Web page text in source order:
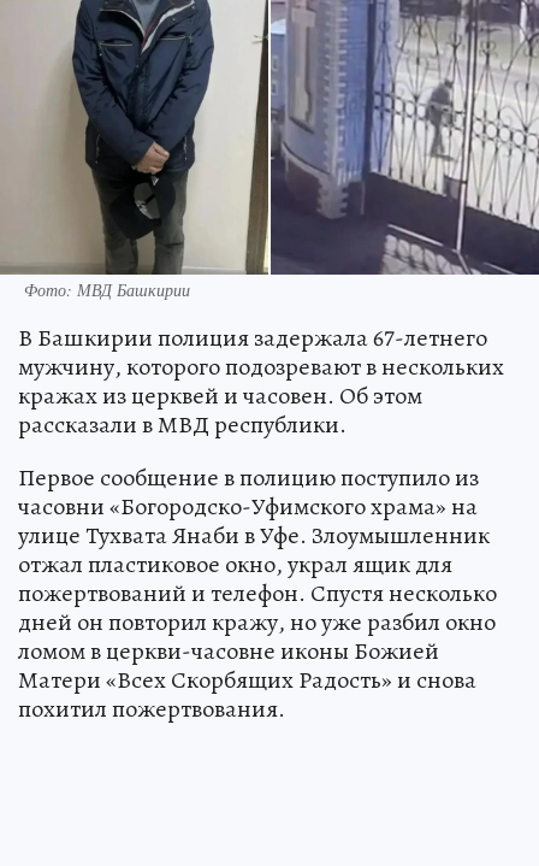
Фото: МВД Башкирии
В Башкирии полиция задержала 67-летнего
мужчину, которого подозревают в нескольких
кражах из церквей и часовен. Об этом
рассказали в МВД республики.
Первое сообщение в полицию поступило из
часовни «Богородско-Уфимского храма» на
улице Тухвата Янаби в Уфе. Злоумышленник
отжал пластиковое окно, украл ящик для
пожертвований и телефон. Спустя несколько
дней он повторил кражу, но уже разбил окно
ломом в церкви-часовне иконы Божией
Матери «Всех Скорбящих Радость» и снова
похитил пожертвования.